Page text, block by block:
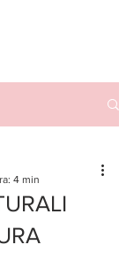
4 min